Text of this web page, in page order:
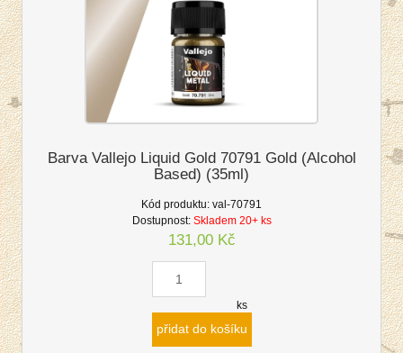
Barva Vallejo Liquid Gold 70791 Gold (Alcohol
Based) (35ml)
Kód produktu: val-70791
Dostupnost: Skladem 20+ ks
131,00 Kč
ks
přidat do košíku